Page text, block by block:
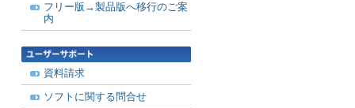
フリー版→製品版へ移行のご案
内
資料請求
ソフトに関する問合せ